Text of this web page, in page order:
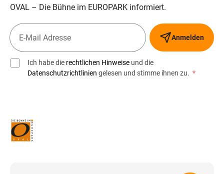
OVAL – Die Bühne im EUROPARK informiert.
Anmelden
Ich habe die rechtlichen Hinweise und die
Datenschutzrichtlinien gelesen und stimme ihnen zu. *